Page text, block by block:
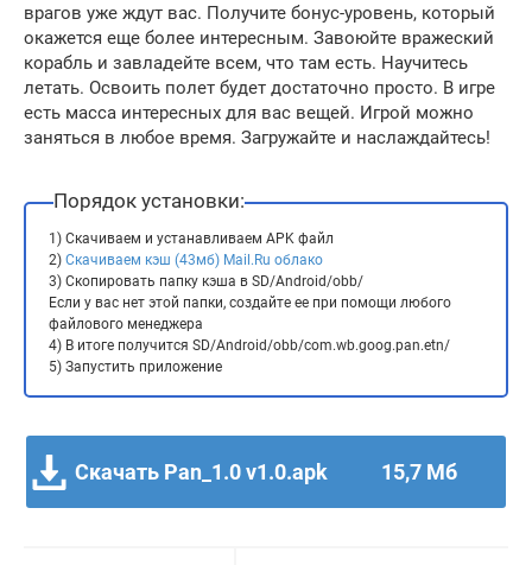
врагов уже ждут вас. Получите бонус-уровень, который
окажется еще более интересным. Завоюйте вражеский
корабль и завладейте всем, что там есть. Научитесь
летать. Освоить полет будет достаточно просто. В игре
есть масса интересных для вас вещей. Игрой можно
заняться в любое время. Загружайте и наслаждайтесь!
Порядок установки:
1) Скачиваем и устанавливаем APK файл
2) Скачиваем кэш (43мб) Mail.Ru облако
3) Скопировать папку кэша в SD/Android/obb/
Если у вас нет этой папки, создайте ее при помощи любого
файлового менеджера
4) В итоге получится SD/Android/obb/com.wb.goog.pan.etn/
5) Запустить приложение
Скачать Pan_1.0 v1.0.apk 15,7 Мб